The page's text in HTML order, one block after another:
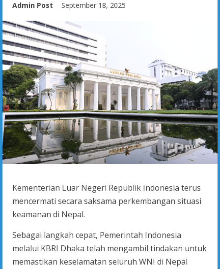
Admin Post September 18, 2025
Kementerian Luar Negeri Republik Indonesia terus
mencermati secara saksama perkembangan situasi
keamanan di Nepal.
Sebagai langkah cepat, Pemerintah Indonesia
melalui KBRI Dhaka telah mengambil tindakan untuk
memastikan keselamatan seluruh WNI di Nepal